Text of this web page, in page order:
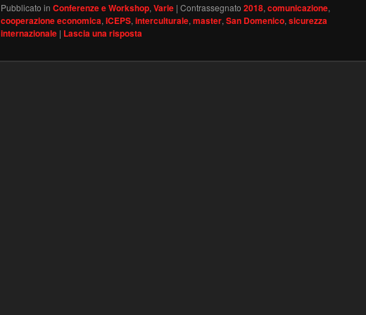
Pubblicato in Conferenze e Workshop, Varie | Contrassegnato 2018, comunicazione,
cooperazione economica, ICEPS, interculturale, master, San Domenico, sicurezza
internazionale | Lascia una risposta